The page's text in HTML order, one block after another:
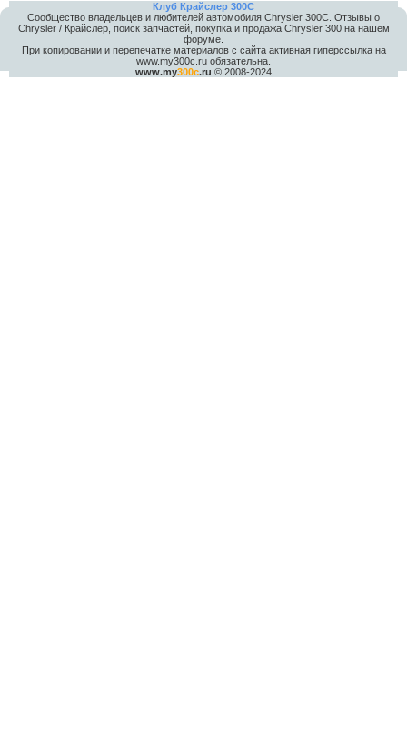
Клуб Крайслер 300C
Сообщество владельцев и любителей автомобиля Chrysler 300С. Отзывы о
Chrysler / Крайслер, поиск запчастей, покупка и продажа Chrysler 300 на нашем
форуме.
При копировании и перепечатке материалов с сайта активная гиперссылка на
www.my300c.ru обязательна.
www.my300c.ru © 2008-2024